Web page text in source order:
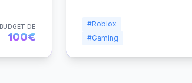
BUDGET DE
100€
#Roblox
#Gaming